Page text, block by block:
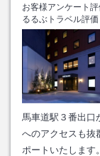
お客様アンケート評
るるぶトラベル評価
馬車道駅３番出口
へのアクセスも抜
ポートいたします。